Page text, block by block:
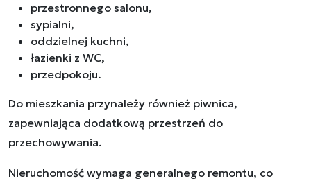
przestronnego salonu,
sypialni,
oddzielnej kuchni,
łazienki z WC,
przedpokoju.
Do mieszkania przynależy również piwnica,
zapewniająca dodatkową przestrzeń do
przechowywania.
Nieruchomość wymaga generalnego remontu, co